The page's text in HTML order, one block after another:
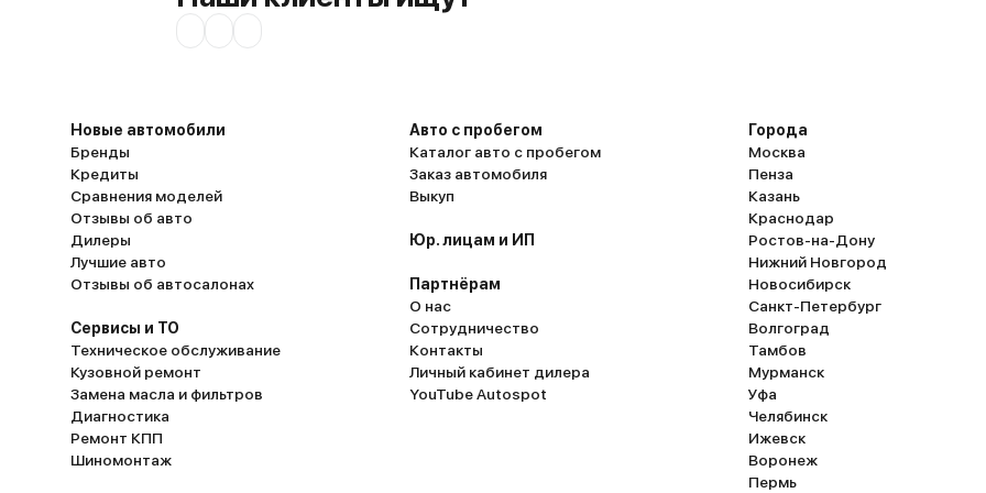
Новые автомобили
Бренды
Кредиты
Сравнения моделей
Отзывы об авто
Дилеры
Лучшие авто
Отзывы об автосалонах
Сервисы и ТО
Техническое обслуживание
Кузовной ремонт
Замена масла и фильтров
Диагностика
Ремонт КПП
Шиномонтаж
Авто с пробегом
Каталог авто с пробегом
Заказ автомобиля
Выкуп
Юр. лицам и ИП
Партнёрам
О нас
Сотрудничество
Контакты
Личный кабинет дилера
YouTube Autospot
Города
Москва
Пенза
Казань
Краснодар
Ростов-на-Дону
Нижний Новгород
Новосибирск
Санкт-Петербург
Волгоград
Тамбов
Мурманск
Уфа
Челябинск
Ижевск
Воронеж
Пермь